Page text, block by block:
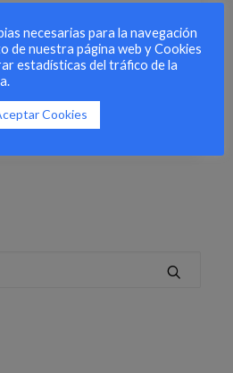
de lectura BrainVT es un
necesarias para la navegación
de nuestra página web y Cookies
estadísticas del tráfico de la
Cookies